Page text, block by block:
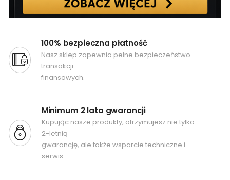
100% bezpieczna płatność
Nasz sklep zapewnia pełne bezpieczeństwo
transakcji
finansowych.
Minimum 2 lata gwarancji
Kupując nasze produkty, otrzymujesz nie tylko
2-letnią
gwarancję, ale także wsparcie techniczne i
serwis.